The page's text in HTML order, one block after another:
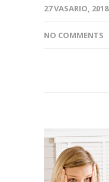
27 VASARIO, 2018
NO COMMENTS